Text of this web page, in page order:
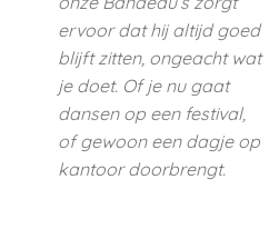
ervoor dat hij altijd goed
blijft zitten, ongeacht wat
je doet. Of je nu gaat
dansen op een festival,
of gewoon een dagje op
kantoor doorbrengt.